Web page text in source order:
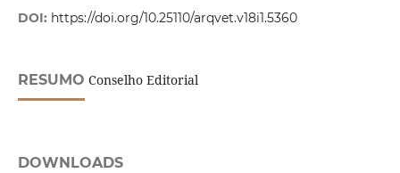
DOI: https://doi.org/10.25110/arqvet.v18i1.5360
RESUMO Conselho Editorial
DOWNLOADS